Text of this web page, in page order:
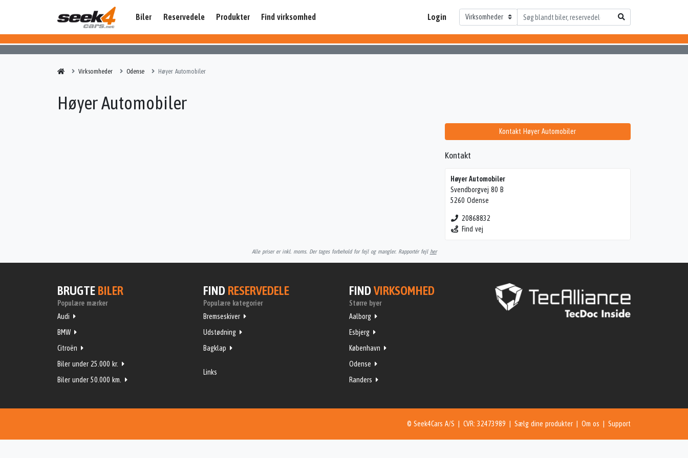
Biler Reservedele Produkter Find virksomhed Login
Kontakt Høyer Automobiler
Kontakt
Høyer Automobiler
Svendborgvej 80 B
5260 Odense
20868832
Find vej
Virksomheder Odense Høyer Automobiler
Høyer Automobiler
Alle priser er inkl. moms. Der tages forbehold for fejl og mangler. Rapportér fejl her
BRUGTE BILER
Populære mærker
Audi
BMW
Citroën
Biler under 25.000 kr.
Biler under 50.000 km.
FIND RESERVEDELE
Populære kategorier
Bremseskiver
Udstødning
Bagklap
Links
FINDVIRKSOMHED
Større byer
Aalborg
Esbjerg
København
Odense
Randers
© Seek4Cars A/S | CVR: 32473989 | Sælg dine produkter Om os Support